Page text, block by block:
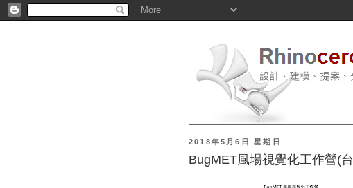
2018年5月6日 星期日
BugMET風場視覺化工作營(